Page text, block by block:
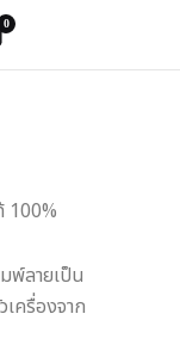
0
100%
พ์ลายเป็น
ครื่องจาก